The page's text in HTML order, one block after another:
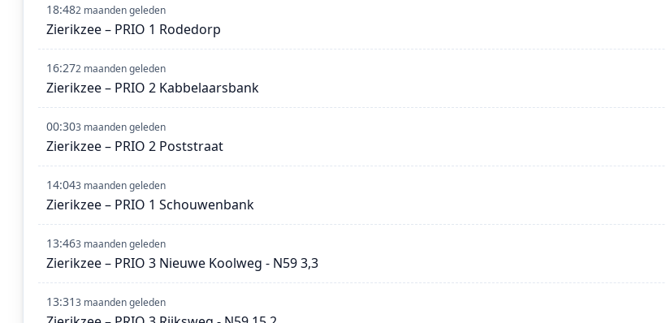
18:482 maanden geleden
Zierikzee – PRIO 1 Rodedorp
16:272 maanden geleden
Zierikzee – PRIO 2 Kabbelaarsbank
00:303 maanden geleden
Zierikzee – PRIO 2 Poststraat
14:043 maanden geleden
Zierikzee – PRIO 1 Schouwenbank
13:463 maanden geleden
Zierikzee – PRIO 3 Nieuwe Koolweg - N59 3,3
13:313 maanden geleden